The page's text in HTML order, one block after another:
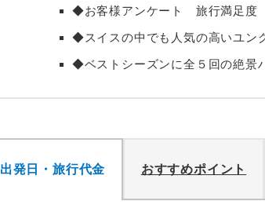
◆お客様アンケート 旅行満足度
◆スイスの中でも人気の高いユン
◆ベストシーズンに全５回の絶景
出発日・旅行代金 おすすめポイント